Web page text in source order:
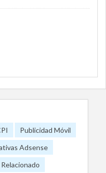
Publicidad Móvil
Adsense